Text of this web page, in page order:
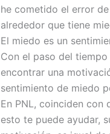
he cometido el error
alrededor que tiene
El miedo es un
Con el paso del
encontrar una
sentimiento de miedo
En PNL, coinciden con
esto te puede ayudar,